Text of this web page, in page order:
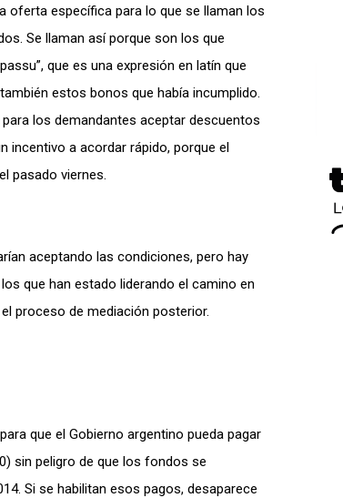
oferta específica para lo que se llaman los
Se llaman así porque son los que
que es una expresión en latín que
estos bonos que había incumplido.
los demandantes aceptar descuentos
incentivo a acordar rápido, porque el
pasado viernes.
aceptando las condiciones, pero hay
que han estado liderando el camino en
proceso de mediación posterior.
que el Gobierno argentino pueda pagar
sin peligro de que los fondos se
Si se habilitan esos pagos, desaparece